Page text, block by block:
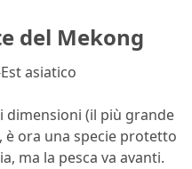
del Mekong
asiatico
dimensioni (il più grande
è ora una specie protetto
ma la pesca va avanti.